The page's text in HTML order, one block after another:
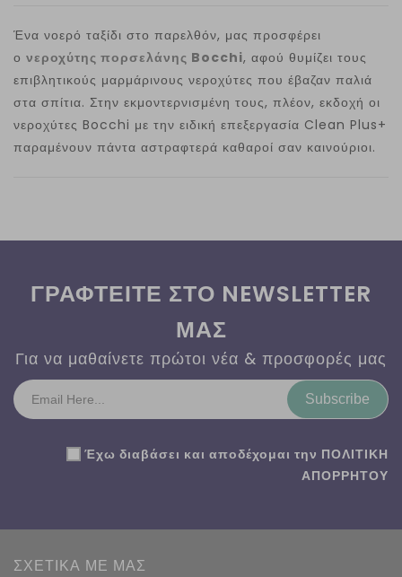
Ένα νοερό ταξίδι στο παρελθόν, μας προσφέρει
ο νεροχύτης πορσελάνης Bocchi, αφού θυμίζει τους
επιβλητικούς μαρμάρινους νεροχύτες που έβαζαν παλιά
στα σπίτια. Στην εκμοντερνισμένη τους, πλέον, εκδοχή οι
νεροχύτες Bocchi με την ειδική επεξεργασία Clean Plus+
παραμένουν πάντα αστραφτερά καθαροί σαν καινούριοι.
ΓΡΑΦΤΕΙΤΕ ΣΤΟ NEWSLETTER
ΜΑΣ
Για να μαθαίνετε πρώτοι νέα & προσφορές μας
Subscribe
Έχω διαβάσει και αποδέχομαι την ΠΟΛΙΤΙΚΗ
ΑΠΟΡΡΗΤΟΥ
ΣΧΕΤΙΚΑ ΜΕ ΜΑΣ